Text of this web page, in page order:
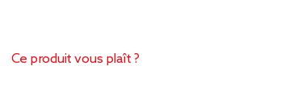
Ce produit vous plaît ?